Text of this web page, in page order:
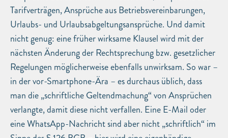
Tarifverträgen, Ansprüche aus Betriebsvereinbarungen,
Urlaubs- und Urlaubsabgeltungsansprüche. Und damit
nicht genug: eine früher wirksame Klausel wird mit der
nächsten Änderung der Rechtsprechung bzw. gesetzlicher
Regelungen möglicherweise ebenfalls unwirksam. So war –
in der vor-Smartphone-Ära – es durchaus üblich, dass
man die „schriftliche Geltendmachung“ von Ansprüchen
verlangte, damit diese nicht verfallen. Eine E-Mail oder
eine WhatsApp-Nachricht sind aber nicht „schriftlich“ im